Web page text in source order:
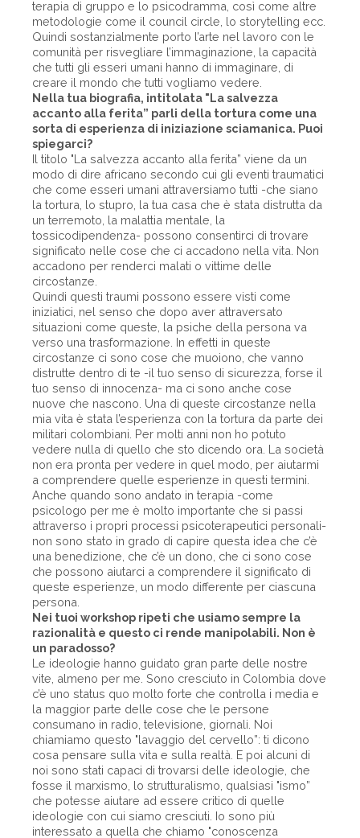
terapia di gruppo e lo psicodramma, così come altre
metodologie come il council circle, lo storytelling ecc.
Quindi sostanzialmente porto l’arte nel lavoro con le
comunità per risvegliare l’immaginazione, la capacità
che tutti gli esseri umani hanno di immaginare, di
creare il mondo che tutti vogliamo vedere.
Nella tua biografia, intitolata "La salvezza
accanto alla ferita” parli della tortura come una
sorta di esperienza di iniziazione sciamanica. Puoi
spiegarci?
Il titolo "La salvezza accanto alla ferita” viene da un
modo di dire africano secondo cui gli eventi traumatici
che come esseri umani attraversiamo tutti -che siano
la tortura, lo stupro, la tua casa che è stata distrutta da
un terremoto, la malattia mentale, la
tossicodipendenza- possono consentirci di trovare
significato nelle cose che ci accadono nella vita. Non
accadono per renderci malati o vittime delle
circostanze.
Quindi questi traumi possono essere visti come
iniziatici, nel senso che dopo aver attraversato
situazioni come queste, la psiche della persona va
verso una trasformazione. In effetti in queste
circostanze ci sono cose che muoiono, che vanno
distrutte dentro di te -il tuo senso di sicurezza, forse il
tuo senso di innocenza- ma ci sono anche cose
nuove che nascono. Una di queste circostanze nella
mia vita è stata l’esperienza con la tortura da parte dei
militari colombiani. Per molti anni non ho potuto
vedere nulla di quello che sto dicendo ora. La società
non era pronta per vedere in quel modo, per aiutarmi
a comprendere quelle esperienze in questi termini.
Anche quando sono andato in terapia -come
psicologo per me è molto importante che si passi
attraverso i propri processi psicoterapeutici personali-
non sono stato in grado di capire questa idea che c’è
una benedizione, che c’è un dono, che ci sono cose
che possono aiutarci a comprendere il significato di
queste esperienze, un modo differente per ciascuna
persona.
Nei tuoi workshop ripeti che usiamo sempre la
razionalità e questo ci rende manipolabili. Non è
un paradosso?
Le ideologie hanno guidato gran parte delle nostre
vite, almeno per me. Sono cresciuto in Colombia dove
c’è uno status quo molto forte che controlla i media e
la maggior parte delle cose che le persone
consumano in radio, televisione, giornali. Noi
chiamiamo questo "lavaggio del cervello”: ti dicono
cosa pensare sulla vita e sulla realtà. E poi alcuni di
noi sono stati capaci di trovarsi delle ideologie, che
fosse il marxismo, lo strutturalismo, qualsiasi "ismo”
che potesse aiutare ad essere critico di quelle
ideologie con cui siamo cresciuti. Io sono più
interessato a quella che chiamo "conoscenza